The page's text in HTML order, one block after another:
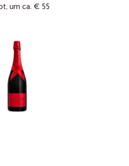
um ca. € 55